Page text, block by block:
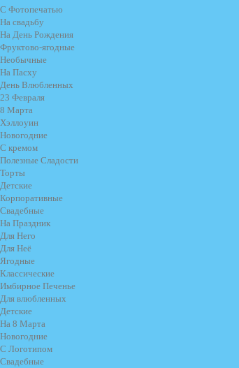
С Фотопечатью
На свадьбу
На День Рождения
Фруктово-ягодные
Необычные
На Пасху
День Влюбленных
23 Февраля
8 Марта
Хэллоуин
Новогодние
С кремом
Полезные Сладости
Торты
Детские
Корпоративные
Свадебные
На Праздник
Для Него
Для Неё
Ягодные
Классические
Имбирное Печенье
Для влюбленных
Детские
На 8 Марта
Новогодние
С Логотипом
Свадебные